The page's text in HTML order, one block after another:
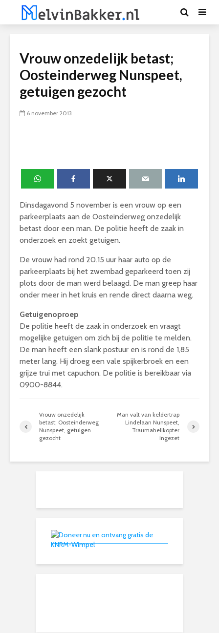
Vrouw onzedelijk betast;
Oosteinderweg Nunspeet,
getuigen gezocht
6 november 2013
Dinsdagavond 5 november is een vrouw op een
parkeerplaats aan de Oosteinderweg onzedelijk
betast door een man. De politie heeft de zaak in
onderzoek en zoekt getuigen.
De vrouw had rond 20.15 uur haar auto op de
parkeerplaats bij het zwembad geparkeerd toen zij
plots door de man werd belaagd. De man greep haar
onder meer in het kruis en rende direct daarna weg.
Getuigenoproep
De politie heeft de zaak in onderzoek en vraagt
mogelijke getuigen om zich bij de politie te melden.
De man heeft een slank postuur en is rond de 1,85
meter lang. Hij droeg een vale spijkerbroek en een
grijze trui met capuchon. De politie is bereikbaar via
0900-8844.
Vrouw onzedelijk
betast; Oosteinderweg
Nunspeet, getuigen
gezocht
Man valt van keldertrap
Lindelaan Nunspeet,
Traumahelikopter
ingezet